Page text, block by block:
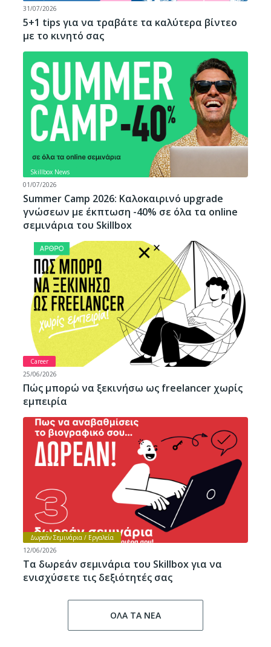
31/07/2026
5+1 tips για να τραβάτε τα καλύτερα βίντεο
με το κινητό σας
Skillbox News
01/07/2026
Summer Camp 2026: Καλοκαιρινό upgrade
γνώσεων με έκπτωση -40% σε όλα τα online
σεμινάρια του Skillbox
Career
25/06/2026
Πώς μπορώ να ξεκινήσω ως freelancer χωρίς
εμπειρία
Δωρεάν Σεμινάρια / Εργαλεία
12/06/2026
Τα δωρεάν σεμινάρια του Skillbox για να
ενισχύσετε τις δεξιότητές σας
ΟΛΑ ΤΑ ΝΕΑ